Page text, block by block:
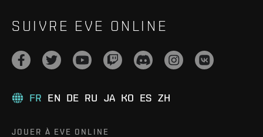
SUIVRE EVE ONLINE
FR EN DE RU JA KO ES ZH
JOUER À EVE ONLINE